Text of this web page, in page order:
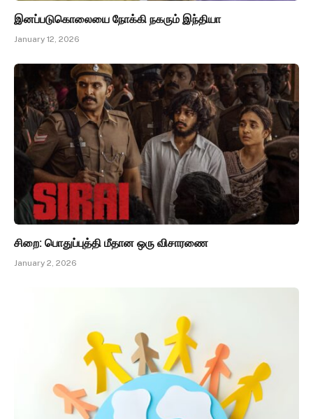
இனப்படுகொலையை நோக்கி நகரும் இந்தியா
January 12, 2026
சிறை: பொதுப்புத்தி மீதான ஒரு விசாரணை
January 2, 2026